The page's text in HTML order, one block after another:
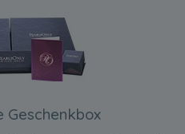
Geschenkbox